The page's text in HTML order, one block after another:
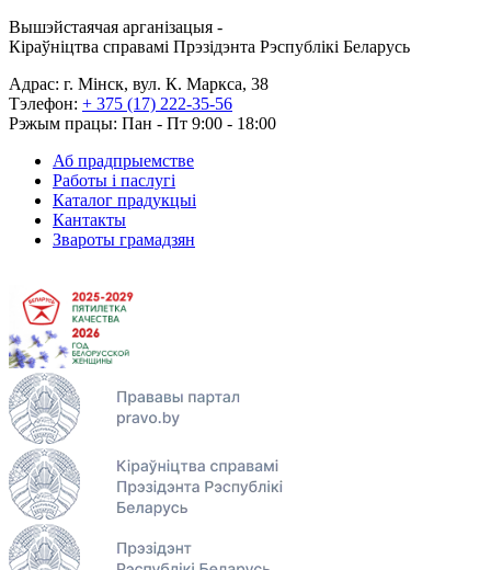
Вышэйстаячая арганізацыя -
Кіраўніцтва справамі Прэзідэнта Рэспублікі Беларусь
Адрас: г. Мінск, вул. К. Маркса, 38
Тэлефон: + 375 (17) 222-35-56
Рэжым працы: Пан - Пт 9:00 - 18:00
Аб прадпрыемстве
Работы і паслугі
Каталог прадукцыі
Кантакты
Звароты грамадзян